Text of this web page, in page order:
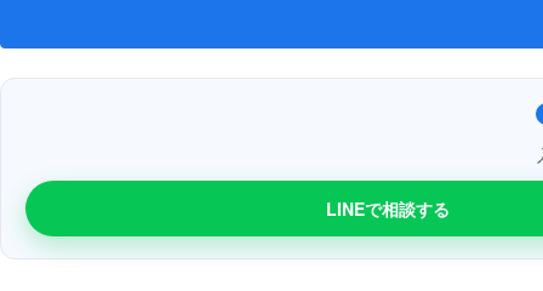
LINEで相談する